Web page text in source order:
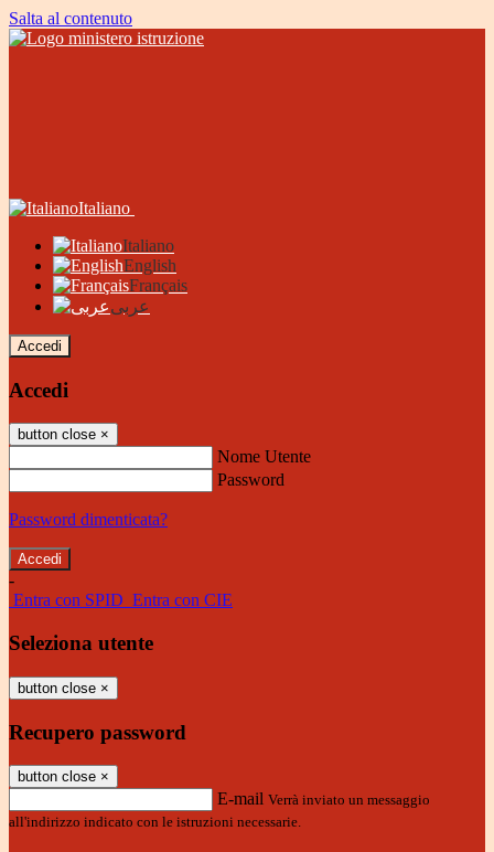
Salta al contenuto
Italiano
Italiano
English
Français
عربى
Accedi
Accedi
button close ×
Nome Utente
Password
Password dimenticata?
-
Entra con SPID Entra con CIE
Seleziona utente
button close ×
Recupero password
button close ×
E-mail Verrà inviato un messaggio
all'indirizzo indicato con le istruzioni necessarie.